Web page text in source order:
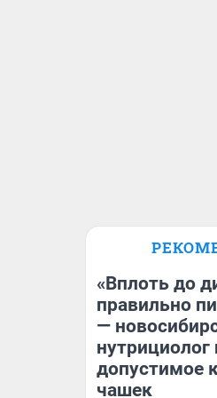
«Вплоть до
правильно
—
нутрициолог
допустимое
чашек